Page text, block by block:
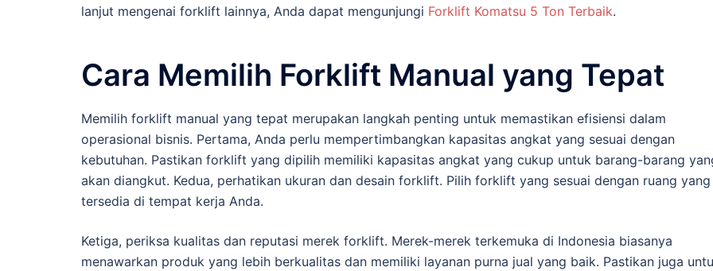
lanjut mengenai forklift lainnya, Anda dapat mengunjungi Forklift Komatsu 5 Ton Terbaik.
Cara Memilih Forklift Manual yang Tepat
Memilih forklift manual yang tepat merupakan langkah penting untuk memastikan efisiensi dalam
operasional bisnis. Pertama, Anda perlu mempertimbangkan kapasitas angkat yang sesuai dengan
kebutuhan. Pastikan forklift yang dipilih memiliki kapasitas angkat yang cukup untuk barang-barang
akan diangkut. Kedua, perhatikan ukuran dan desain forklift. Pilih forklift yang sesuai dengan ruang yang
tersedia di tempat kerja Anda.
Ketiga, periksa kualitas dan reputasi merek forklift. Merek-merek terkemuka di Indonesia biasanya
menawarkan produk yang lebih berkualitas dan memiliki layanan purna jual yang baik. Pastikan juga